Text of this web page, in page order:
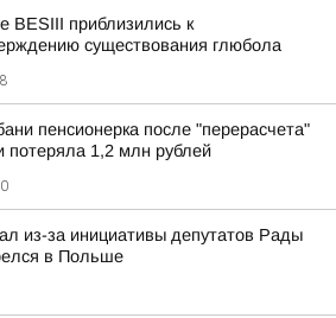
BESIII приблизились к
существования глюбола
пенсионерка после "перерасчета"
потеряла 1,2 млн рублей
из-за инициативы депутатов Рады
в Польше